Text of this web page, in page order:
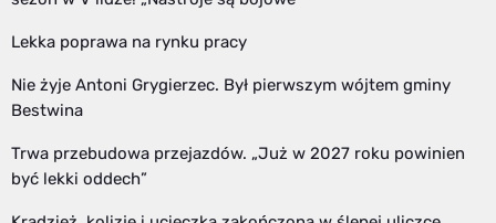
Lekka poprawa na rynku pracy
Nie żyje Antoni Grygierzec. Był pierwszym wójtem gminy
Bestwina
Trwa przebudowa przejazdów. „Już w 2027 roku powinien
być lekki oddech”